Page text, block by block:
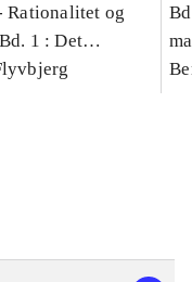
Rationalitet og
1 : Det
videnskab